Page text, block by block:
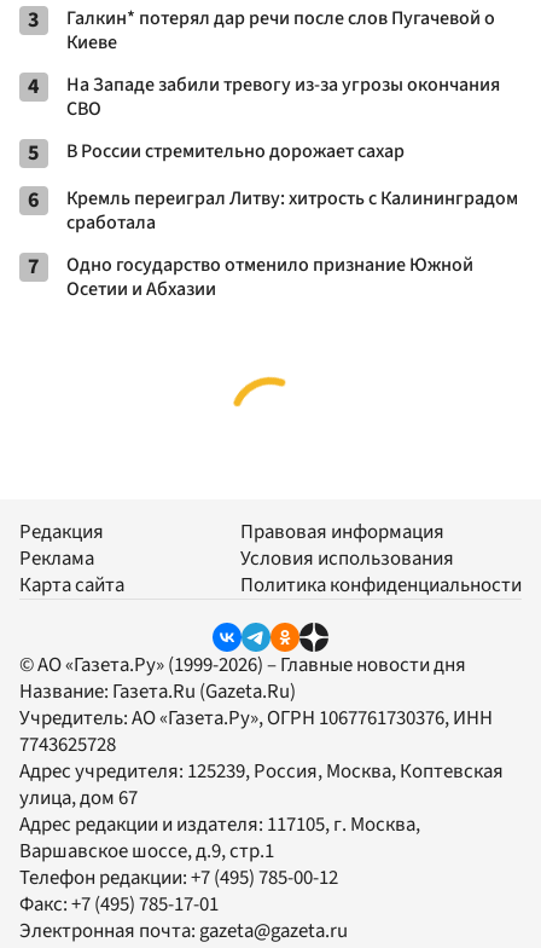
3
Галкин* потерял дар речи после слов Пугачевой о
Киеве
4
На Западе забили тревогу из-за угрозы окончания
СВО
5 В России стремительно дорожает сахар
6
Кремль переиграл Литву: хитрость с Калининградом
сработала
7
Одно государство отменило признание Южной
Осетии и Абхазии
Редакция
Реклама
Карта сайта
Правовая информация
Условия использования
Политика конфиденциальности
© АО «Газета.Ру» (1999-2026) – Главные новости дня
Название: Газета.Ru (Gazeta.Ru)
Учредитель:АО «Газета.Ру», ОГРН 1067761730376, ИНН
7743625728
Адрес учредителя: 125239, Россия, Москва, Коптевская
улица, дом 67
Адрес редакции и издателя: 117105, г. Москва,
Варшавское шоссе, д.9, стр.1
Телефон редакции:+7 (495) 785-00-12
Факс:+7 (495) 785-17-01
Электронная почта:gazeta@gazeta.ru